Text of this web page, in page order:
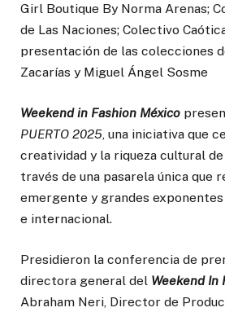
Girl Boutique By Norma Arenas;
de Las Naciones; Colectivo
presentación de las colecciones
Zacarías y Miguel Ángel Sosme
Weekend in Fashion México
PUERTO 2025, una iniciativa que
creatividad y la riqueza cultural
través de una pasarela única que
emergente y grandes
e internacional.
Presidieron la conferencia de
directora general del Weekend In
Abraham Neri, Director de